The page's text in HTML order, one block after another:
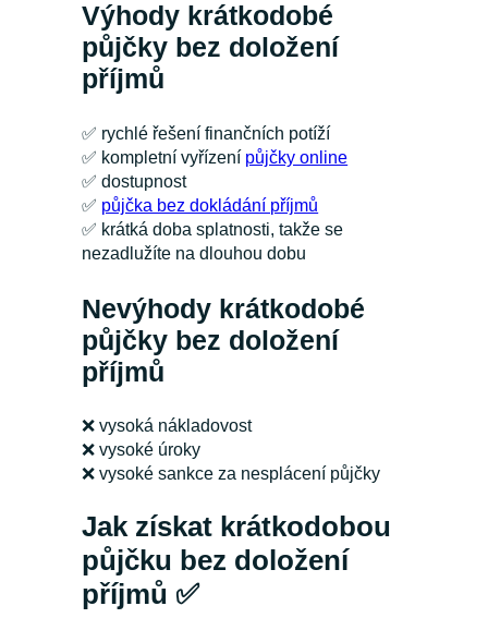
Výhody krátkodobé
půjčky bez doložení
příjmů
✅ rychlé řešení finančních potíží
✅ kompletní vyřízení půjčky online
✅dostupnost
✅ půjčka bez dokládání příjmů
✅ krátká doba splatnosti, takže se
nezadlužíte na dlouhou dobu
Nevýhody krátkodobé
půjčky bez doložení
příjmů
❌vysoká nákladovost
❌vysoké úroky
❌vysoké sankce za nesplácení půjčky
Jak získat krátkodobou
půjčku bez doložení
příjmů ✅